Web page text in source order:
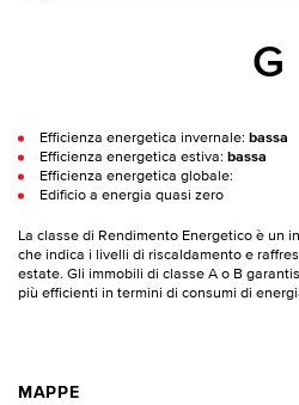
G
Efficienza energetica invernale: bassa
Efficienza energetica estiva: bassa
Efficienza energetica globale:
Edificio a energia quasi zero
La classe di Rendimento Energetico è un
che indica i livelli di riscaldamento e
estate. Gli immobili di classe A o B
più efficienti in termini di consumi di
MAPPE